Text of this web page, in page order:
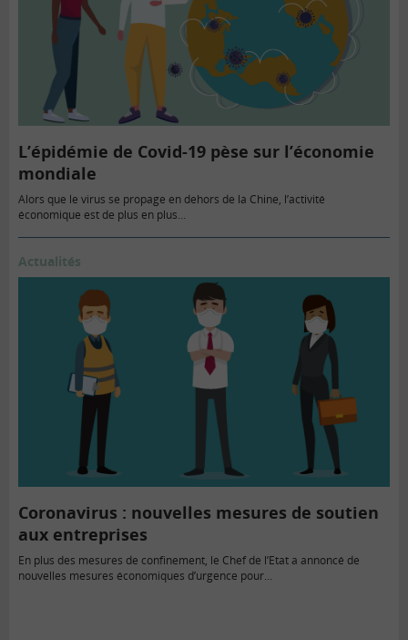
L’épidémie de Covid-19 pèse sur l’économie
mondiale
Alors que le virus se propage en dehors de la Chine, l’activité
économique est de plus en plus…
Actualités
Coronavirus : nouvelles mesures de soutien
aux entreprises
En plus des mesures de confinement, le Chef de l’Etat a annoncé de
nouvelles mesures économiques d’urgence pour…